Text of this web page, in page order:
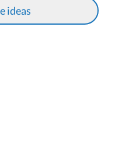
ideas